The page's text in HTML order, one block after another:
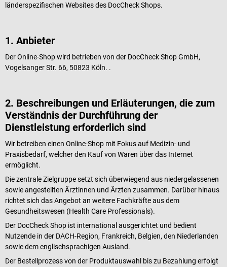
länderspezifischen Websites des DocCheck Shops.
1. Anbieter
Der Online-Shop wird betrieben von der DocCheck Shop GmbH,
Vogelsanger Str. 66, 50823 Köln. .
2. Beschreibungen und Erläuterungen, die zum
Verständnis der Durchführung der
Dienstleistung erforderlich sind
Wir betreiben einen Online-Shop mit Fokus auf Medizin- und
Praxisbedarf, welcher den Kauf von Waren über das Internet
ermöglicht.
Die zentrale Zielgruppe setzt sich überwiegend aus niedergelassenen
sowie angestellten Ärztinnen und Ärzten zusammen. Darüber hinaus
richtet sich das Angebot an weitere Fachkräfte aus dem
Gesundheitswesen (Health Care Professionals).
Der DocCheck Shop ist international ausgerichtet und bedient
Nutzende in der DACH-Region, Frankreich, Belgien, den Niederlanden
sowie dem englischsprachigen Ausland.
Der Bestellprozess von der Produktauswahl bis zu Bezahlung erfolgt